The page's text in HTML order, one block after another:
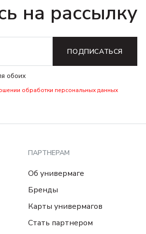
на рассылку
ПОДПИСАТЬСЯ
обоих
обработки персональных данных
ПАРТНЕРАМ
Об универмаге
Бренды
Карты универмагов
Стать партнером